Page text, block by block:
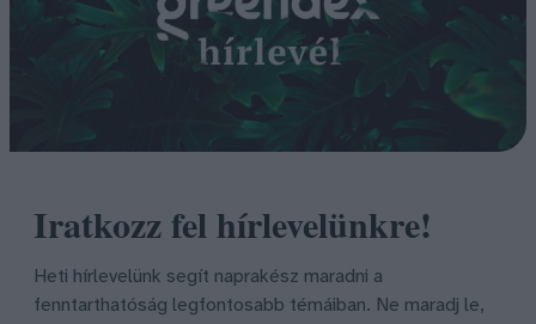
Iratkozz fel hírlevelünkre!
Heti hírlevelünk segít naprakész maradni a
fenntarthatóság legfontosabb témáiban. Ne maradj le,